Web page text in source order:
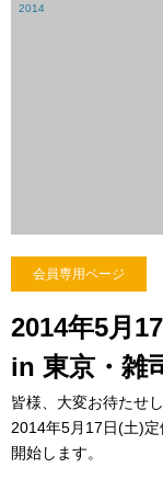
2014
会員専用ページ
2014年5月
in 東京・雑
皆様、大変お待たせし
2014年5月17日(土)
開始します。